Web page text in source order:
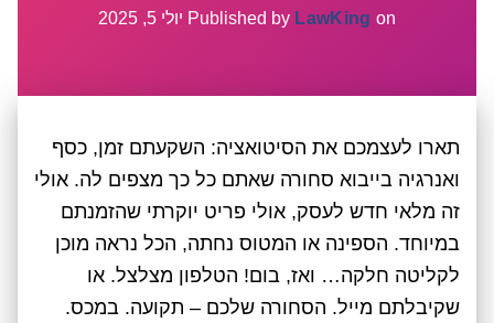
T
N
Published by LawKing on יולי 5, 2025
תארו לעצמכם את הסיטואציה: השקעתם זמן, כסף
ואנרגיה בייבוא סחורה שאתם כל כך מצפים לה. אולי
זה מלאי חדש לעסק, אולי פריט יוקרתי שהזמנתם
במיוחד. הספינה או המטוס נחתה, הכל נראה מוכן
לקליטה חלקה… ואז, בום! הטלפון מצלצל. או
שקיבלתם מייל. הסחורה שלכם – תקועה. במכס.